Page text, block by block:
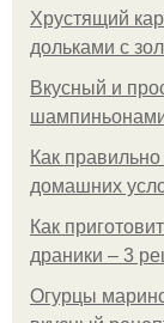
Хрустящий
дольками с
Вкусный и
Как
домашних
Как
драники – 3
Огурцы